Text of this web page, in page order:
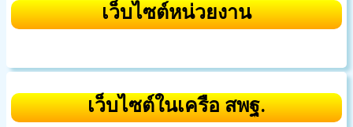
เว็บไซต์หน่วยงาน
เว็บไซต์ในเครือ สพฐ.